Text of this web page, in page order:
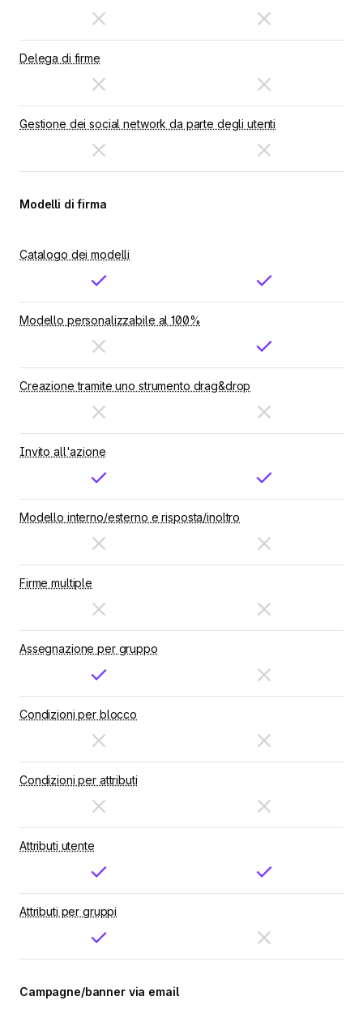
Delega di firme
Gestione dei social network da parte degli utenti
Modelli di firma
Catalogo dei modelli
Modello personalizzabile al 100%
Creazione tramite uno strumento drag&drop
Invito all'azione
Modello interno/esterno e risposta/inoltro
Firme multiple
Assegnazione per gruppo
Condizioni per blocco
Condizioni per attributi
Attributi utente
Attributi per gruppi
Campagne/banner via email